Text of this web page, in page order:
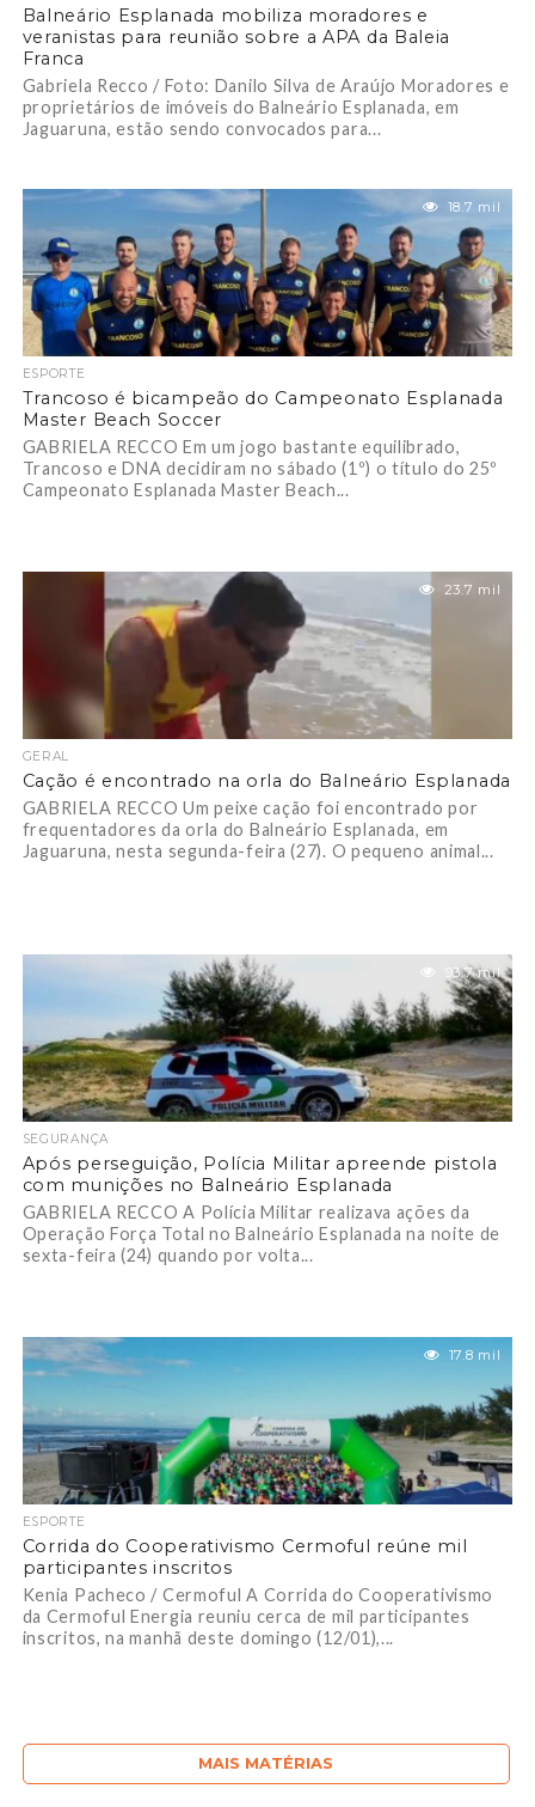
Balneário Esplanada mobiliza moradores e
veranistas para reunião sobre a APA da Baleia
Franca
Gabriela Recco / Foto: Danilo Silva de Araújo Moradores e
proprietários de imóveis do Balneário Esplanada, em
Jaguaruna, estão sendo convocados para...
18.7 mil
ESPORTE
Trancoso é bicampeão do Campeonato Esplanada
Master Beach Soccer
GABRIELA RECCO Em um jogo bastante equilibrado,
Trancoso e DNA decidiram no sábado (1º) o título do 25º
Campeonato Esplanada Master Beach...
23.7 mil
GERAL
Cação é encontrado na orla do Balneário Esplanada
GABRIELA RECCO Um peixe cação foi encontrado por
frequentadores da orla do Balneário Esplanada, em
Jaguaruna, nesta segunda-feira (27). O pequeno animal...
93.7 mil
SEGURANÇA
Após perseguição, Polícia Militar apreende pistola
com munições no Balneário Esplanada
GABRIELA RECCO A Polícia Militar realizava ações da
Operação Força Total no Balneário Esplanada na noite de
sexta-feira (24) quando por volta...
17.8 mil
ESPORTE
Corrida do Cooperativismo Cermoful reúne mil
participantes inscritos
Kenia Pacheco / Cermoful A Corrida do Cooperativismo
da Cermoful Energia reuniu cerca de mil participantes
inscritos, na manhã deste domingo (12/01),...
MAIS MATÉRIAS